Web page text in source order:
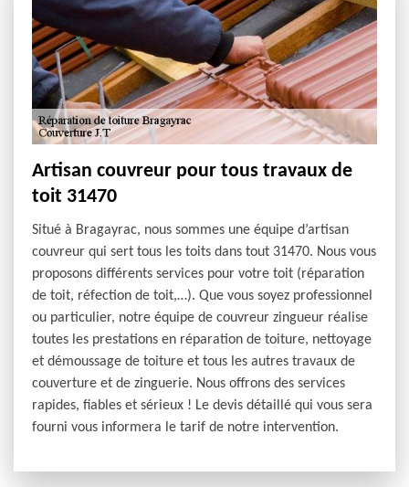
Artisan couvreur pour tous travaux de
toit 31470
Situé à Bragayrac, nous sommes une équipe d’artisan
couvreur qui sert tous les toits dans tout 31470. Nous vous
proposons différents services pour votre toit (réparation
de toit, réfection de toit,…). Que vous soyez professionnel
ou particulier, notre équipe de couvreur zingueur réalise
toutes les prestations en réparation de toiture, nettoyage
et démoussage de toiture et tous les autres travaux de
couverture et de zinguerie. Nous offrons des services
rapides, fiables et sérieux ! Le devis détaillé qui vous sera
fourni vous informera le tarif de notre intervention.